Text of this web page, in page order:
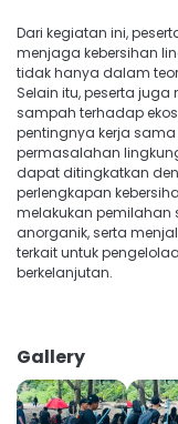
Dari kegiatan ini,
menjaga kebersihan
tidak hanya dalam
Selain itu, peserta
sampah terhadap
pentingnya kerja
permasalahan
dapat ditingkatkan
perlengkapan
melakukan
anorganik, serta
terkait untuk
berkelanjutan.
Gallery